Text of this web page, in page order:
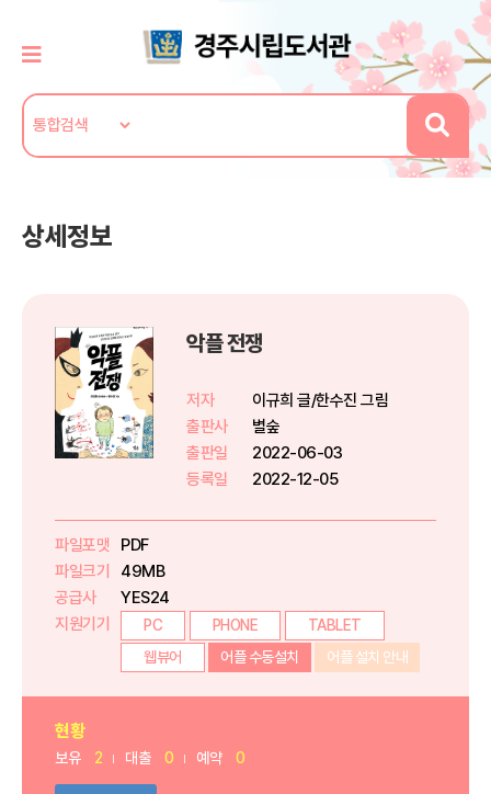
상세정보
악플 전쟁
저자
이규희 글/한수진 그림
출판사
별숲
출판일
2022-06-03
등록일
2022-12-05
파일포맷
PDF
파일크기
49MB
공급사
YES24
지원기기
PC PHONE
TABLET
웹뷰어
어플 수동설치 어플 설치 안내
현황
보유 2 대출 0 예약 0